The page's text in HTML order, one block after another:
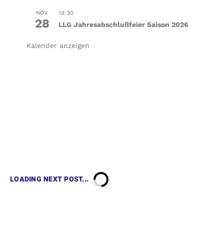
NOV.
28
18:30
LLG Jahresabschlußfeier Saison 2026
Kalender anzeigen
LOADING NEXT POST...